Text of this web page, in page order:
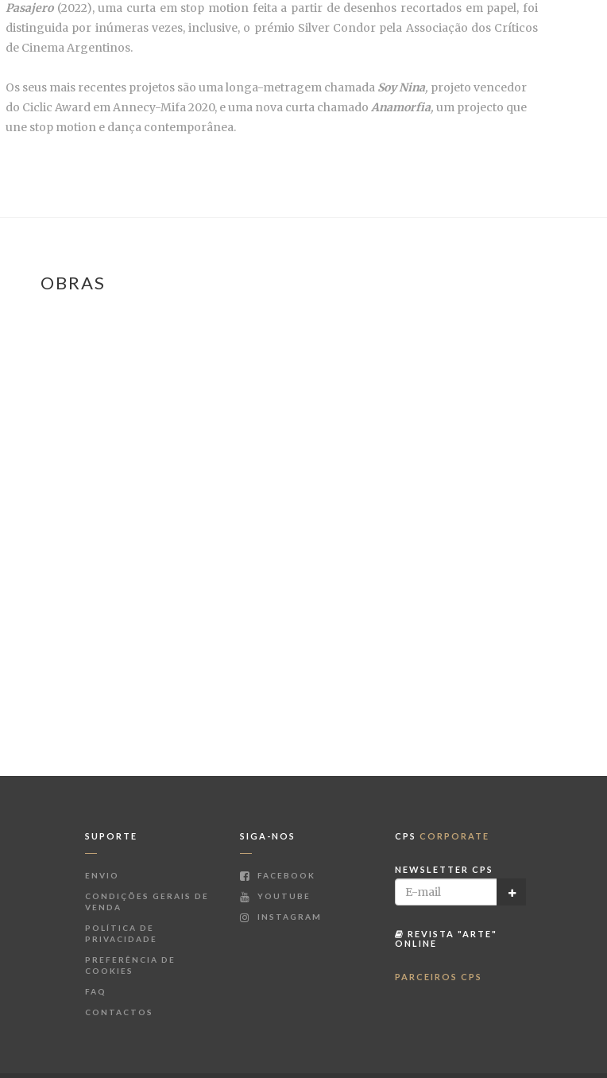
Pasajero (2022), uma curta em stop motion feita a partir de desenhos recortados em papel, foi
distinguida por inúmeras vezes, inclusive, o prémio Silver Condor pela Associação dos Críticos
de Cinema Argentinos.
Os seus mais recentes projetos são uma longa-metragem chamada Soy Nina, projeto vencedor
do Ciclic Award em Annecy-Mifa 2020, e uma nova curta chamado Anamorfia, um projecto que
une stop motion e dança contemporânea.
OBRAS
SUPORTE
ENVIO
CONDIÇÕES GERAIS DE
VENDA
POLÍTICA DE
PRIVACIDADE
PREFERÊNCIA DE
COOKIES
FAQ
CONTACTOS
SIGA-NOS
FACEBOOK
YOUTUBE
INSTAGRAM
CPS CORPORATE
NEWSLETTER CPS
REVISTA "ARTE"
ONLINE
PARCEIROS CPS